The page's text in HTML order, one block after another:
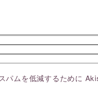
パムを低減するために